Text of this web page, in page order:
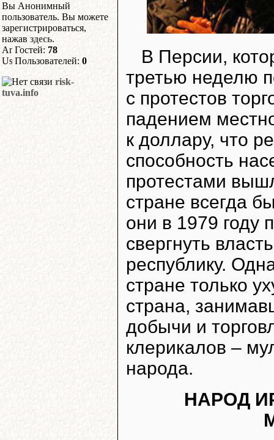
Вы Анонимный
пользователь. Вы можете
зарегистрироваться,
нажав здесь.
Гостей: 78
Пользователей: 0
risk-
tuva.info
В Персии,
третью неделю
с протестов
падением
к доллару, что
способность
протестами
стране всегда
они в 1979 году
свергнуть
республику.
стране только
страна,
добычи и
клерикалов –
народа.
НАРОД